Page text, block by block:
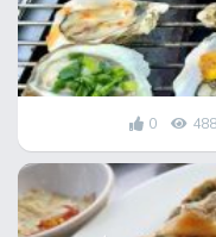
0 488